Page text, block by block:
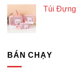
Túi Đựng
BÁN CHẠY